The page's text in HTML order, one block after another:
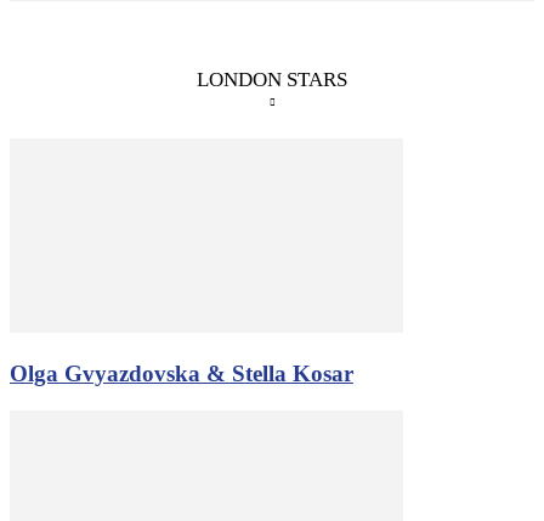
LONDON STARS
Olga Gvyazdovska & Stella Kosar